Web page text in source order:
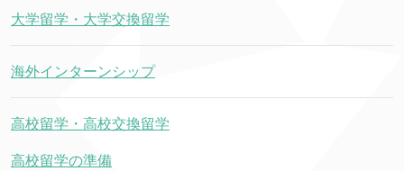
大学留学・大学交換留学
海外インターンシップ
高校留学・高校交換留学
高校留学の準備